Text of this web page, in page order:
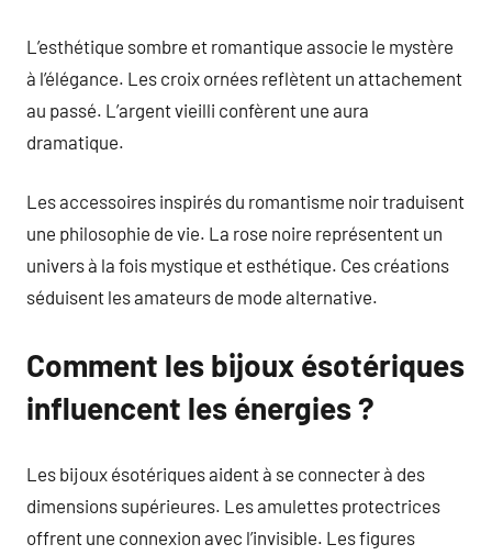
L’esthétique sombre et romantique associe le mystère
à l’élégance. Les croix ornées reflètent un attachement
au passé. L’argent vieilli confèrent une aura
dramatique.
Les accessoires inspirés du romantisme noir traduisent
une philosophie de vie. La rose noire représentent un
univers à la fois mystique et esthétique. Ces créations
séduisent les amateurs de mode alternative.
Comment les bijoux ésotériques
influencent les énergies ?
Les bijoux ésotériques aident à se connecter à des
dimensions supérieures. Les amulettes protectrices
offrent une connexion avec l’invisible. Les figures